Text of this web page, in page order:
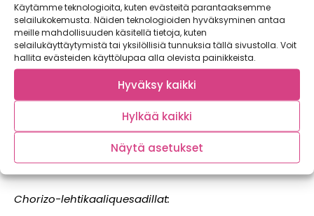
Käytämme teknologioita, kuten evästeitä parantaaksemme
selailukokemusta. Näiden teknologioiden hyväksyminen antaa
meille mahdollisuuden käsitellä tietoja, kuten
selailukäyttäytymistä tai yksilöllisiä tunnuksia tällä sivustolla. Voit
hallita evästeiden käyttölupaa alla olevista painikkeista.
Hyväksy kaikki
Hylkää kaikki
Näytä asetukset
Chorizo-lehtikaaliquesadillat ja omena-
pekonisalsa
Chorizo-lehtikaaliquesadillat: